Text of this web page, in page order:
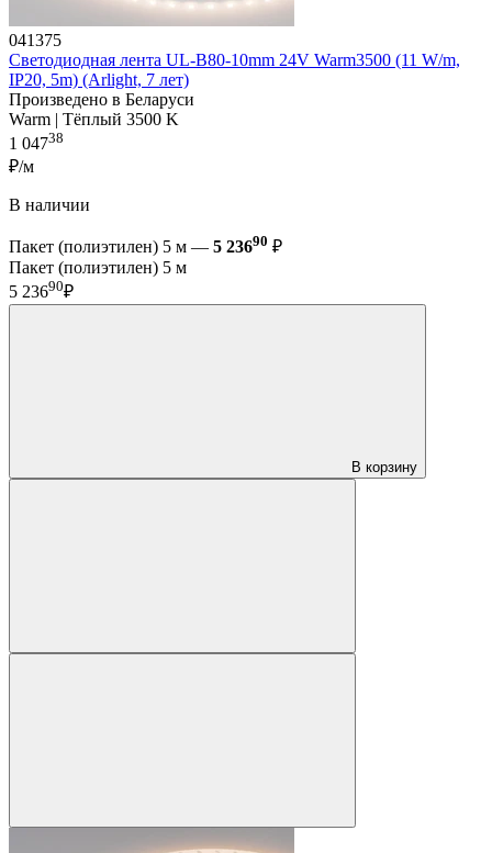
041375
Светодиодная лента UL-B80-10mm 24V Warm3500 (11 W/m,
IP20, 5m) (Arlight, 7 лет)
Произведено в Беларуси
Warm | Тёплый 3500 K
1 04738
₽/м
В наличии
Пакет (полиэтилен) 5 м — 5 23690 ₽
Пакет (полиэтилен) 5 м
5 23690₽
В корзину